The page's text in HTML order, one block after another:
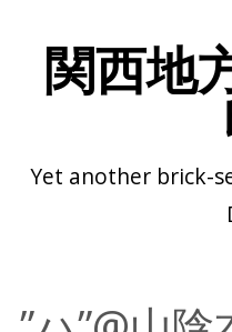
関西地
Yet another brick-